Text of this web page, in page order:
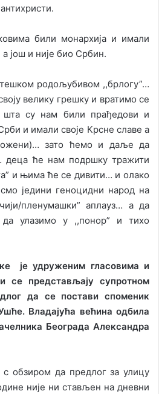
били монархија и имали
још и није био Србин.
родољубивом ,,брлогу”…
велику грешку и вратимо се
шта су нам били прађедови и
и имали своје Крсне славе а
зато ћемо и даље да
деца ће нам подршку тражити
и њима ће се дивити… и олако
једини геноцидни народ на
пленумашки” аплауз… а да
улазимо у ,,понор” и тихо
је удруженим гласовима и
се представљају супротном
да се постави споменик
Владајућа већина одбила
Београда Александра
с обзиром да предлог за улицу
није ни стављен на дневни